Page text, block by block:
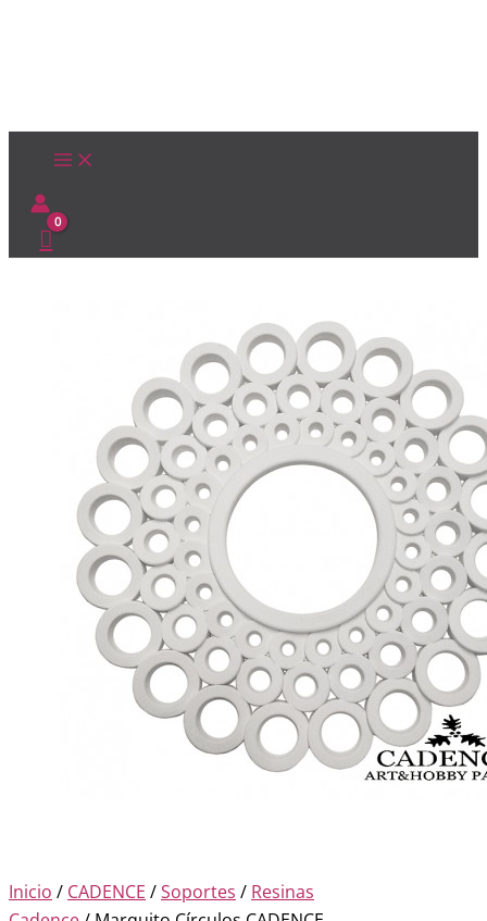
Inicio / CADENCE /Soportes / Resinas